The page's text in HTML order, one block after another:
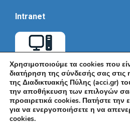
Intranet
Χρησιμοποιούμε τα cookies που
διατήρηση της σύνδεσής σας στις
της Διαδικτυακής Πύλης (acci.gr)
την αποθήκευση των επιλογών
προαιρετικά cookies. Πατήστε την
για να ενεργοποιήσετε η να
cookies.